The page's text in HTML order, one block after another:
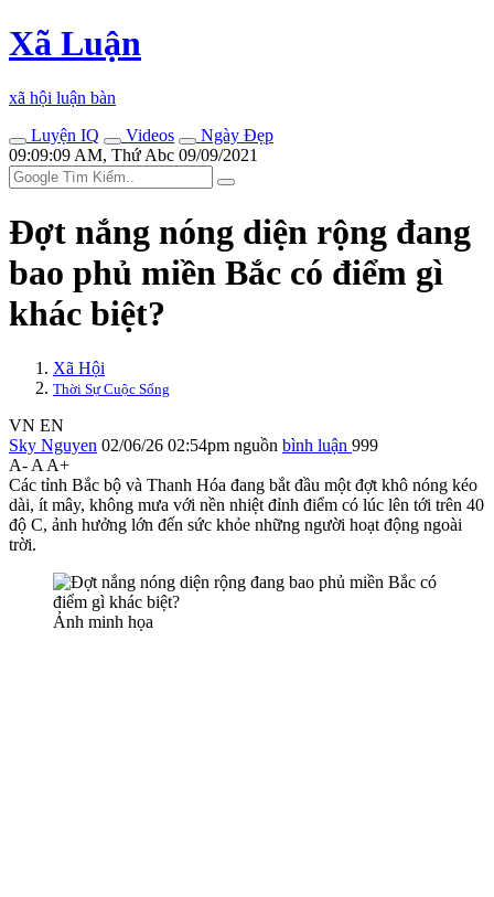
Xã Luận
xã hội luận bàn
Luyện IQ
Videos
Ngày Đẹp
09:09:09 AM, Thứ Abc 09/09/2021
Đợt nắng nóng diện rộng đang
bao phủ miền Bắc có điểm gì
khác biệt?
Xã Hội
Thời Sự Cuộc Sống
VN EN
Sky Nguyen 02/06/26 02:54pm nguồn bình luận 999
A- A A+
Các tỉnh Bắc bộ và Thanh Hóa đang bắt đầu một đợt khô nóng kéo
dài, ít mây, không mưa với nền nhiệt đỉnh điểm có lúc lên tới trên 40
độ C, ảnh hưởng lớn đến sức khỏe những người hoạt động ngoài
trời.
Ảnh minh họa